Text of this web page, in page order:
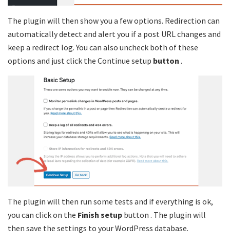
The plugin will then show you a few options. Redirection can
automatically detect and alert you if a post URL changes and
keep a redirect log. You can also uncheck both of these
options and just click the Continue setup button .
The plugin will then run some tests and if everything is ok,
you can click on the Finish setup button . The plugin will
then save the settings to your WordPress database.